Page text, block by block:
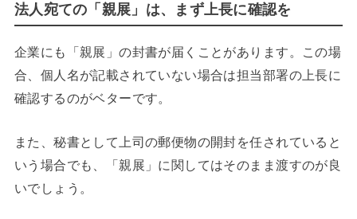
法人宛ての「親展」は、まず上長に確認を
企業にも「親展」の封書が届くことがあります。この場
合、個人名が記載されていない場合は担当部署の上長に
確認するのがベターです。
また、秘書として上司の郵便物の開封を任されていると
いう場合でも、「親展」に関してはそのまま渡すのが良
いでしょう。